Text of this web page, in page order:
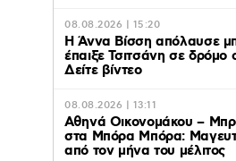
08.08.2026 | 15:20
Η Άννα Βίσση απόλαυσε
έπαιξε Τσιτσάνη σε
Δείτε βίντεο
08.08.2026 | 13:11
Αθηνά Οικονομάκου –
στα Μπόρα Μπόρα:
από τον μήνα του μέλιτος